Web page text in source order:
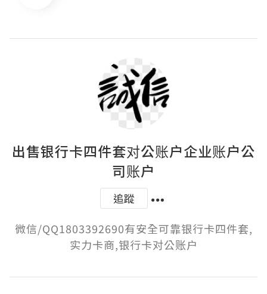
出售银行卡四件套对公账户企业账户公
司账户
追蹤
微信/QQ1803392690有安全可靠银行卡四件套,
实力卡商,银行卡对公账户